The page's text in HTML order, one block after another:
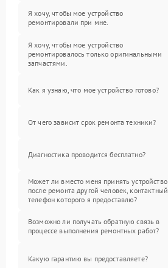
Я хочу, чтобы мое устройство
ремонтировали при мне.
Я хочу, чтобы мое устройство
ремонтировалось только оригинальными
запчастями.
Как я узнаю, что мое устройство готово?
От чего зависит срок ремонта техники?
Диагностика проводится бесплатно?
Может ли вместо меня принять устройство
после ремонта другой человек, контактный
телефон которого я предоставлю?
Возможно ли получать обратную связь в
процессе выполнения ремонтных работ?
Какую гарантию вы предоставляете?